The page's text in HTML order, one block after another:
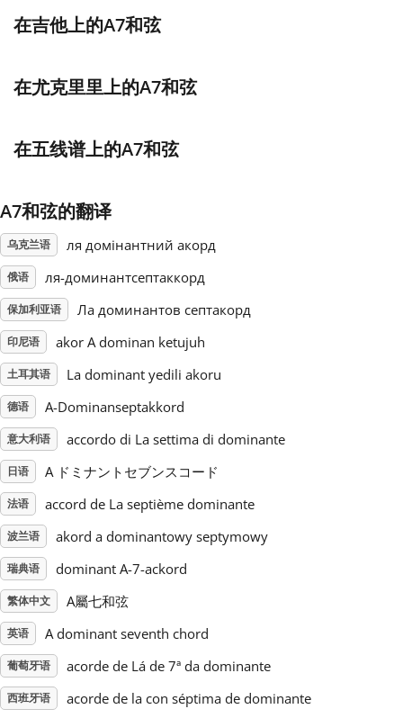
Русский
Svenska
Tiếng Việt
简体中文
繁體中文
在吉他上的A7和弦
在尤克里里上的A7和弦
在五线谱上的A7和弦
A7和弦的翻译
乌克兰语 ля домінантний акорд
俄语 ля-доминантсептаккорд
保加利亚语 Ла доминантов септакорд
印尼语 akor A dominan ketujuh
土耳其语 La dominant yedili akoru
德语 A-Dominanseptakkord
意大利语 accordo di La settima di dominante
日语 A ドミナントセブンスコード
法语 accord de La septième dominante
波兰语 akord a dominantowy septymowy
瑞典语 dominant A-7-ackord
繁体中文 A屬七和弦
英语 A dominant seventh chord
葡萄牙语 acorde de Lá de 7ª da dominante
西班牙语 acorde de la con séptima de dominante